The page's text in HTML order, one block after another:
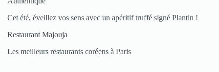
Cet été, éveillez vos sens avec un apéritif truffé signé Plantin !
Restaurant Majouja
Les meilleurs restaurants coréens à Paris